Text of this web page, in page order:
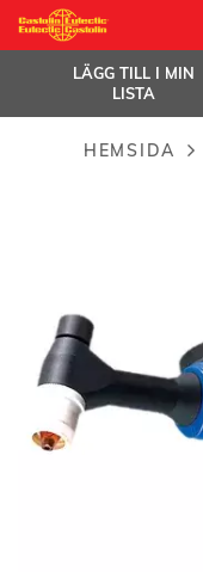
Hoppa
till
huvudinnehållLÄGG TILL I MIN
LISTA
E12N
HEMSIDA